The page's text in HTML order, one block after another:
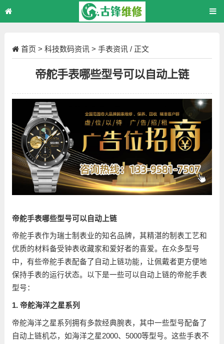
首页 > 科技数码资讯 > 手表资讯 / 正文
帝舵手表哪些型号可以自动上链
帝舵手表哪些型号可以自动上链
帝舵手表作为瑞士制表业的知名品牌，其精湛的制表工艺和
优质的材料备受钟表收藏家和爱好者的喜爱。在众多型号
中，有些帝舵手表配备了自动上链功能，让佩戴者更方便地
保持手表的运行状态。以下是一些可以自动上链的帝舵手表
型号：
1. 帝舵海洋之星系列
帝舵海洋之星系列拥有多款经典腕表，其中一些型号配备了
自动上链机芯，如海洋之星2000、5000等型号。这些手表不